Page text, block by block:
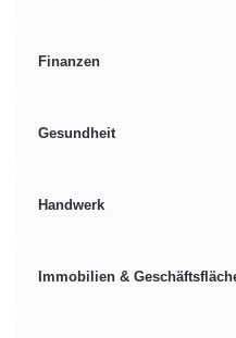
Finanzen
Gesundheit
Handwerk
Immobilien &